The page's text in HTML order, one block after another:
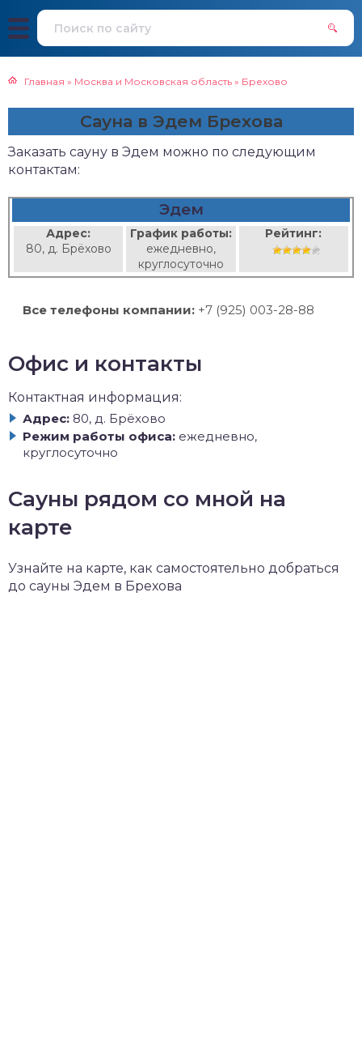
Главная » Москва и Московская область » Брехово
Сауна в Эдем Брехова
Заказать сауну в Эдем можно по следующим
контактам:
Эдем
Адрес:
80, д. Брёхово
График работы:
ежедневно,
круглосуточно
Рейтинг:
Все телефоны компании: +7 (925) 003-28-88
Офис и контакты
Контактная информация:
Адрес: 80, д. Брёхово
Режим работы офиса: ежедневно,
круглосуточно
Сауны рядом со мной на
карте
Узнайте на карте, как самостоятельно добраться
до сауны Эдем в Брехова